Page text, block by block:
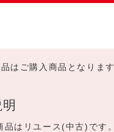
はご購入商品となります
はリユース(中古)です。